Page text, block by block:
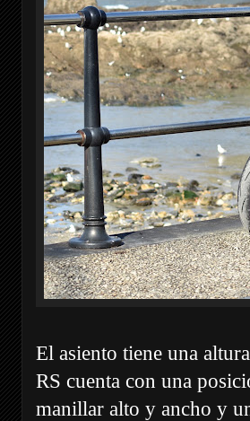
El asiento tiene una
RS cuenta con una
manillar alto y ancho y